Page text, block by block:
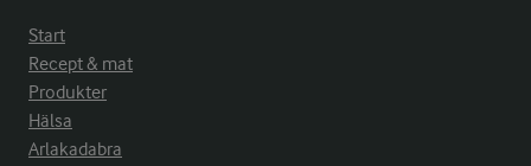
Start
Recept & mat
Produkter
Hälsa
Arlakadabra